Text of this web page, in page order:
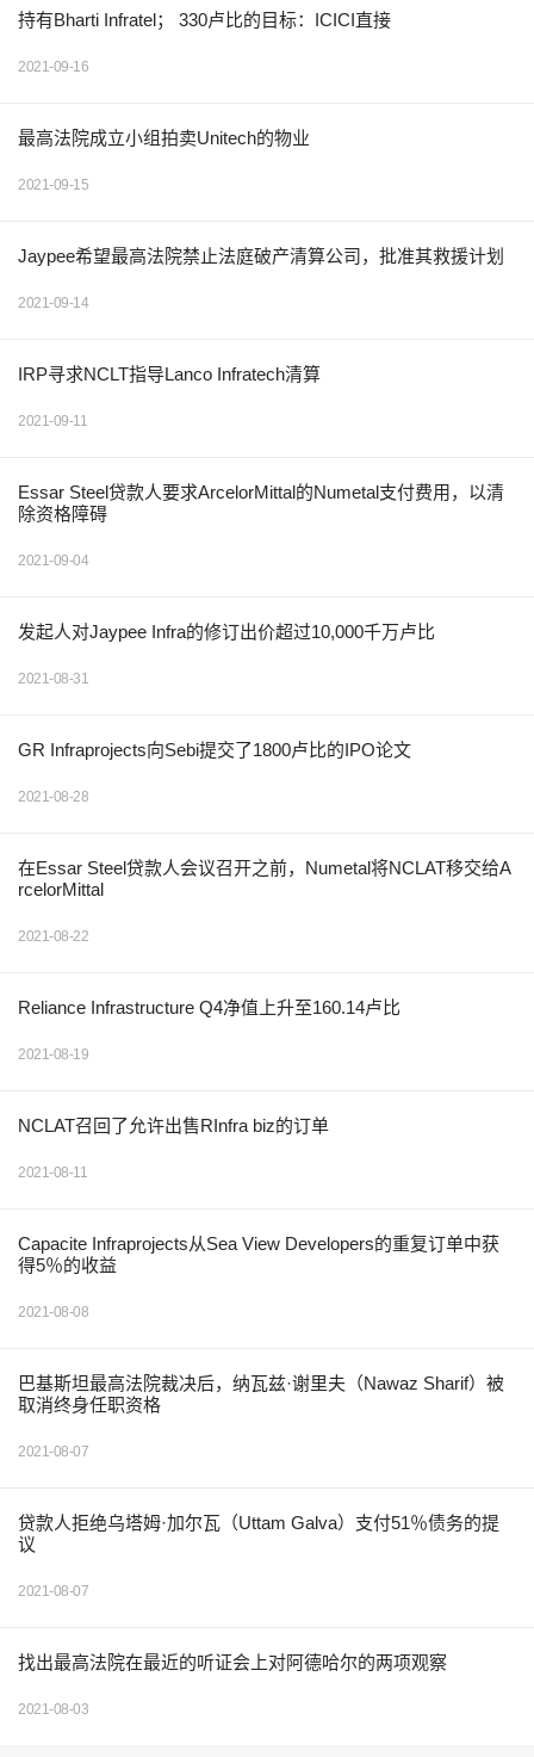
持有Bharti Infratel； 330卢比的目标：ICICI直接
2021-09-16
最高法院成立小组拍卖Unitech的物业
2021-09-15
Jaypee希望最高法院禁止法庭破产清算公司，批准其救援计划
2021-09-14
IRP寻求NCLT指导Lanco Infratech清算
2021-09-11
Essar Steel贷款人要求ArcelorMittal的Numetal支付费用，以清
除资格障碍
2021-09-04
发起人对Jaypee Infra的修订出价超过10,000千万卢比
2021-08-31
GR Infraprojects向Sebi提交了1800卢比的IPO论文
2021-08-28
在Essar Steel贷款人会议召开之前，Numetal将NCLAT移交给A
rcelorMittal
2021-08-22
Reliance Infrastructure Q4净值上升至160.14卢比
2021-08-19
NCLAT召回了允许出售RInfra biz的订单
2021-08-11
Capacite Infraprojects从Sea View Developers的重复订单中获
得5％的收益
2021-08-08
巴基斯坦最高法院裁决后，纳瓦兹·谢里夫（Nawaz Sharif）被
取消终身任职资格
2021-08-07
贷款人拒绝乌塔姆·加尔瓦（Uttam Galva）支付51％债务的提
议
2021-08-07
找出最高法院在最近的听证会上对阿德哈尔的两项观察
2021-08-03